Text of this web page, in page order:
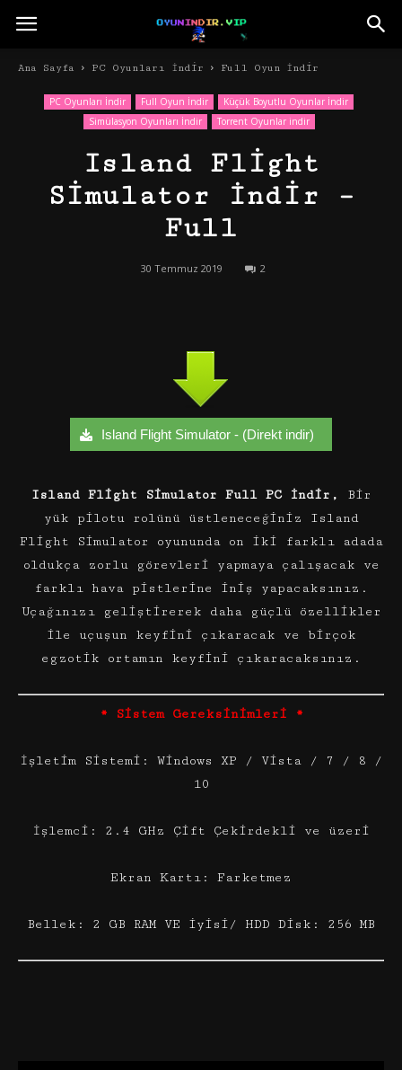
Ana Sayfa PC Oyunları İndir Full Oyun İndir
PC Oyunları İndir Full Oyun İndir
Küçük Boyutlu Oyunlar İndir
Simülasyon Oyunları İndir
Torrent Oyunlar indir
Island Flight
Simulator İndir –
Full
30 Temmuz 2019 2
Island Flight Simulator - (Direkt indir)
Island Flight Simulator Full PC İndir,
Bir
yük pilotu rolünü üstleneceğiniz Island
Flight Simulator oyununda on iki farklı adada
oldukça zorlu görevleri yapmaya çalışacak ve
farklı hava pistlerine iniş yapacaksınız.
Uçağınızı geliştirerek daha güçlü özellikler
ile uçuşun keyfini çıkaracak ve birçok
egzotik ortamın keyfini çıkaracaksınız.
* Sistem Gereksinimleri *
İşletim Sistemi: Windows XP / Vista / 7 / 8 /
10
İşlemci: 2.4 GHz Çift Çekirdekli ve üzeri
Ekran Kartı: Farketmez
Bellek: 2 GB RAM VE iyisi/ HDD Disk: 256 MB